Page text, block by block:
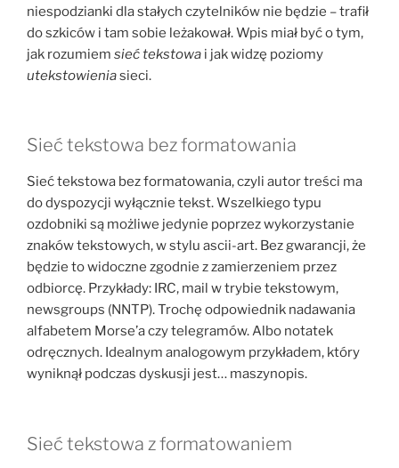
niespodzianki dla stałych czytelników nie będzie – trafił
do szkiców i tam sobie leżakował. Wpis miał być o tym,
jak rozumiem sieć tekstowa i jak widzę poziomy
utekstowieniasieci.
Sieć tekstowa bez formatowania
Sieć tekstowa bez formatowania, czyli autor treści ma
do dyspozycji wyłącznie tekst. Wszelkiego typu
ozdobniki są możliwe jedynie poprzez wykorzystanie
znaków tekstowych, w stylu ascii-art. Bez gwarancji, że
będzie to widoczne zgodnie z zamierzeniem przez
odbiorcę. Przykłady: IRC, mail w trybie tekstowym,
newsgroups (NNTP). Trochę odpowiednik nadawania
alfabetem Morse’a czy telegramów. Albo notatek
odręcznych. Idealnym analogowym przykładem, który
wyniknął podczas dyskusji jest… maszynopis.
Sieć tekstowa z formatowaniem